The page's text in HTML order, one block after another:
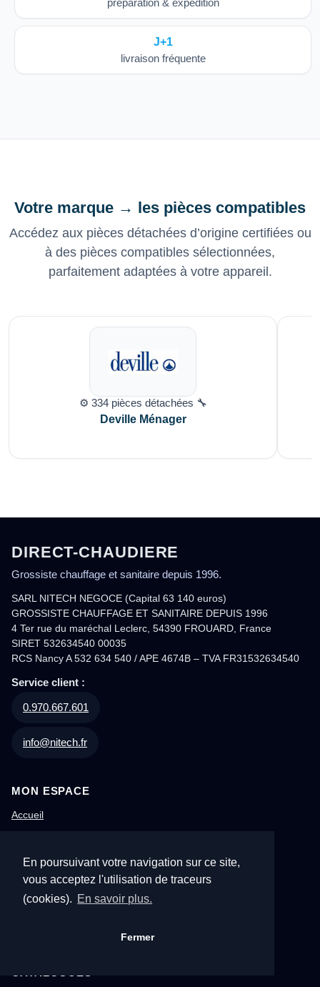
En poursuivant votre navigation sur ce site,
vous acceptez l'utilisation de traceurs
(cookies). En savoir plus.
Fermer
J+1
livraison fréquente
Votre marque → les pièces compatibles
Accédez aux pièces détachées d’origine certifiées ou
à des pièces compatibles sélectionnées,
parfaitement adaptées à votre appareil.
⚙️ 334 pièces détachées 🔧
Deville Ménager
DIRECT-CHAUDIERE
Grossiste chauffage et sanitaire depuis 1996.
SARL NITECH NEGOCE (Capital 63 140 euros)
GROSSISTE CHAUFFAGE ET SANITAIRE DEPUIS 1996
4 Ter rue du maréchal Leclerc, 54390 FROUARD, France
SIRET 532634540 00035
RCS Nancy A 532 634 540 / APE 4674B – TVA FR31532634540
Service client :
0.970.667.601
info@nitech.fr
MON ESPACE
Accueil
Mes favoris